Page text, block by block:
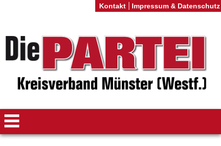
Kontakt Impressum & Datenschutz